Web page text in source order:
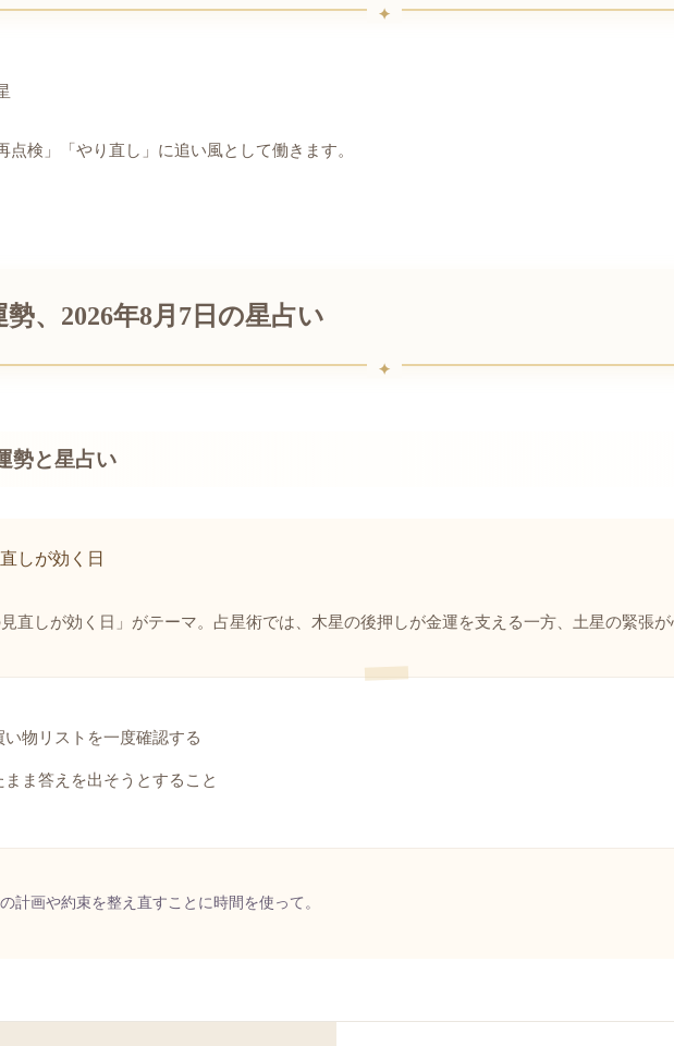
検」「やり直し」に追い風として働きます。
、2026年8月7日の星占い
勢と星占い
しが効く日
直しが効く日」がテーマ。占星術では、木星の後押しが金運を支える一方、土星の緊張が
い物リストを一度確認する
まま答えを出そうとすること
計画や約束を整え直すことに時間を使って。